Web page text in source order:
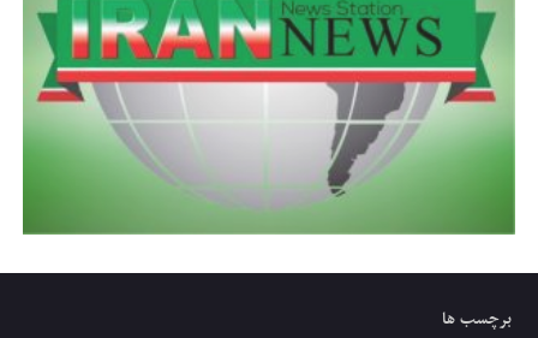
برچسب ها